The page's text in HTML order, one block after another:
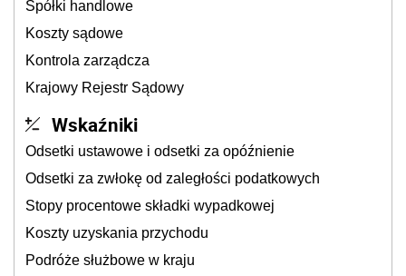
Spółki handlowe
Koszty sądowe
Kontrola zarządcza
Krajowy Rejestr Sądowy
Wskaźniki
Odsetki ustawowe i odsetki za opóźnienie
Odsetki za zwłokę od zaległości podatkowych
Stopy procentowe składki wypadkowej
Koszty uzyskania przychodu
Podróże służbowe w kraju